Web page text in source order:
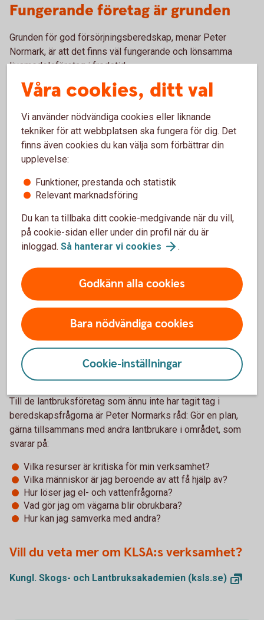
Fungerande företag är grunden
Grunden för god försörjningsberedskap, menar Peter
Normark, är att det finns väl fungerande och lönsamma
livsmedelsföretag i fredstid.
– Vi måste ha företag som kan producera mat och vi
behöver få upp volymerna bland annat på kött, ost och
grönsaker. Självförsörjningsgraden för livsmedel som
helhet ligger i dag runt 50 procent. Vi är bara helt
självförsörjande på morötter, socker och spannmål.
beredskap i Sverige.
missade ett gyllene tillfälle i år när skördarna var stora.
Tyvärr går det mesta av överskottet på export.
Gör en plan
Mycket återstår att göra och att lära, men vi är en bit på väg.
– Vi ligger efter både Finland och Norge, men många
svenska företag har gjort jobbet och har bra planer, inte mist
inom lantbrukssektorn. Där är man van vid att hantera det
oväntade. Men nu gäller det att vi börjar öva på att
genomföra planerna också, säger han.
Till de lantbruksföretag som ännu inte har tagit tag i
beredskapsfrågorna är Peter Normarks råd: Gör en plan,
gärna tillsammans med andra lantbrukare i området, som
svarar på:
Vilka resurser är kritiska för min verksamhet?
Vilka människor är jag beroende av att få hjälp av?
Hur löser jag el- och vattenfrågorna?
Vad gör jag om vägarna blir obrukbara?
Hur kan jag samverka med andra?
Vill du veta mer om KLSA:s verksamhet?
Kungl. Skogs- och Lantbruksakademien (ksls.se)
Våra cookies, ditt val
Vi använder nödvändiga cookies eller liknande
tekniker för att webbplatsen ska fungera för dig. Det
finns även cookies du kan välja som förbättrar din
upplevelse:
Funktioner, prestanda och statistik
Relevant marknadsföring
Du kan ta tillbaka ditt cookie-medgivande när du vill,
på cookie-sidan eller under din profil när du är
inloggad. Så hanterar vi cookies .
Godkänn alla cookies
Bara nödvändiga cookies
Cookie-inställningar